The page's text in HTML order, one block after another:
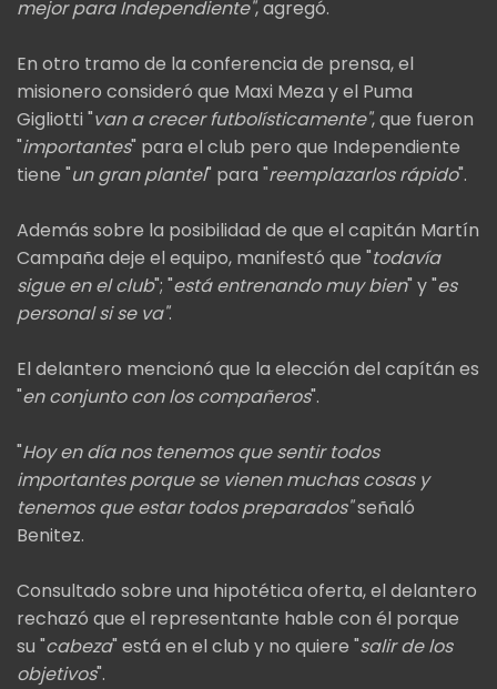
mejor para Independiente", agregó.
En otro tramo de la conferencia de prensa, el
misionero consideró que Maxi Meza y el Puma
Gigliotti "van a crecer futbolísticamente", que fueron
"importantes" para el club pero que Independiente
tiene "un gran plantel" para "reemplazarlos rápido".
Además sobre la posibilidad de que el capitán Martín
Campaña deje el equipo, manifestó que "todavía
sigue en el club"; "está entrenando muy bien" y "es
personal si se va".
El delantero mencionó que la elección del capítán es
"en conjunto con los compañeros".
"Hoy en día nos tenemos que sentir todos
importantes porque se vienen muchas cosas y
tenemos que estar todos preparados"señaló
Benitez.
Consultado sobre una hipotética oferta, el delantero
rechazó que el representante hable con él porque
su "cabeza" está en el club y no quiere "salir de los
objetivos".